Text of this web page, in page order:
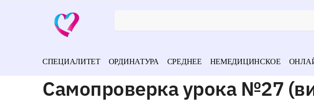
СПЕЦИАЛИТЕТ ОРДИНАТУРА СРЕДНЕЕ НЕМЕДИЦИНСКОЕ
Самопроверка урока №27